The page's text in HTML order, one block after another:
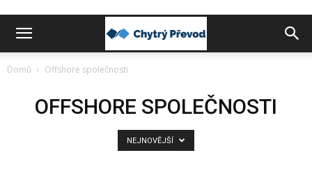
Chytrý
Domů Offshore společnosti
OFFSHORE SPOLEČNOSTI
NEJNOVĚJŠÍ